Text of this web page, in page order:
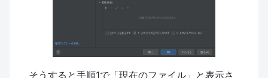
そうすると手順1で「現在のファイル」と表示さ